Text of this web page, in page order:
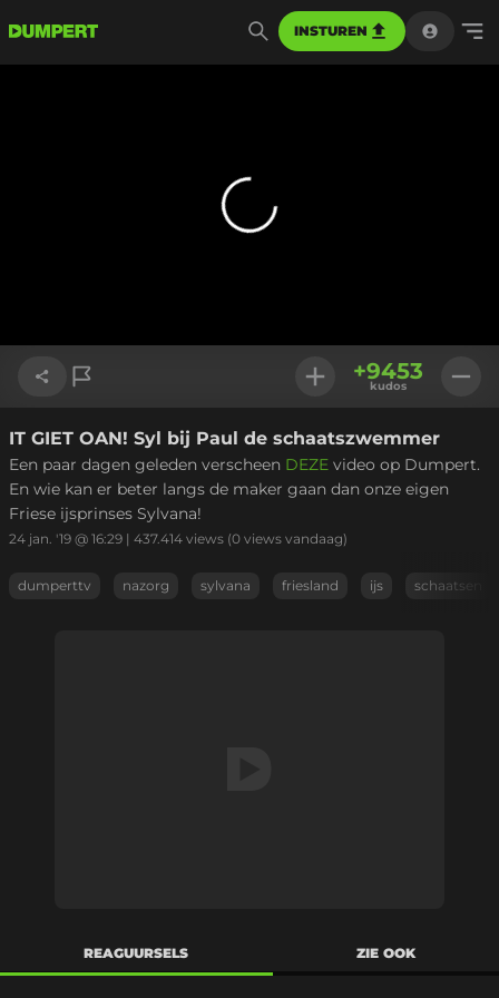
INSTUREN
Link kopiëren
+9453
kudos
IT GIET OAN! Syl bij Paul de schaatszwemmer
Een paar dagen geleden verscheen DEZE video op Dumpert.
En wie kan er beter langs de maker gaan dan onze eigen
Friese ijsprinses Sylvana!
24 jan. '19 @ 16:29 | 437.414 views (0 views vandaag)
dumperttv nazorg sylvana friesland ijs schaatsen
REAGUURSELS ZIE OOK